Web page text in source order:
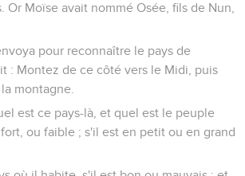
Or Moïse avait nommé Osée, fils de Nun,
pour reconnaître le pays de
: Montez de ce côté vers le Midi, puis
montagne.
est ce pays-là, et quel est le peuple
ou faible ; s'il est en petit ou en grand